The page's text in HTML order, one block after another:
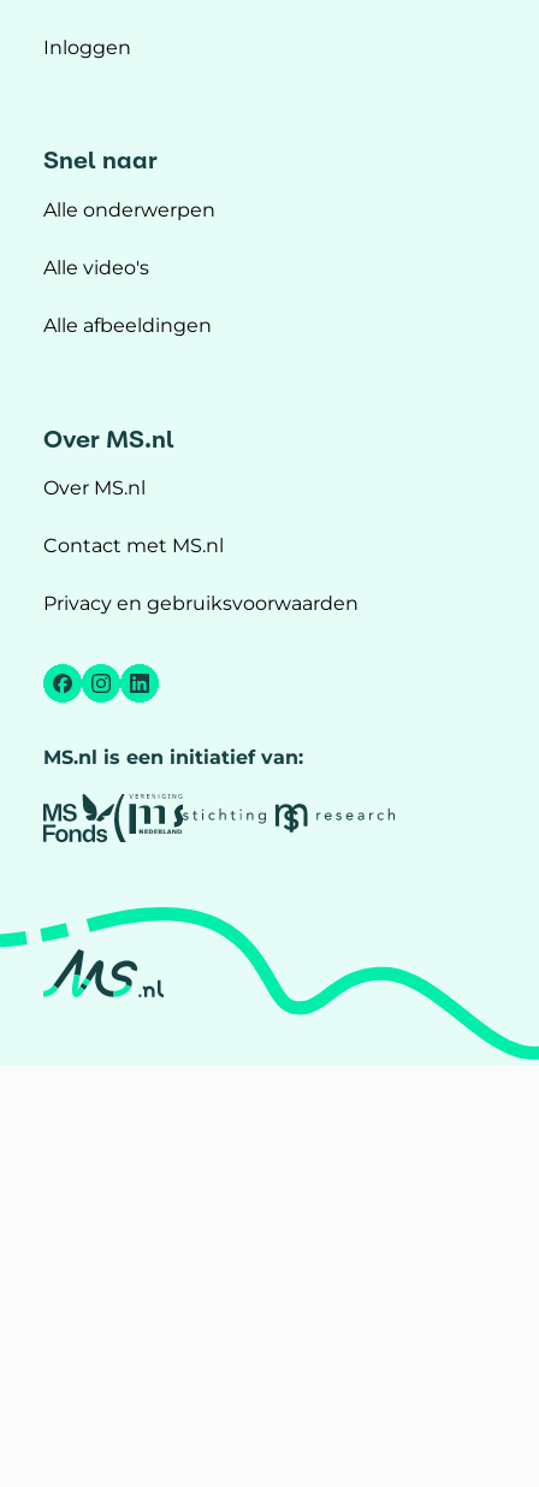
Inloggen
Snel naar
Alle onderwerpen
Alle video's
Alle afbeeldingen
Over MS.nl
Over MS.nl
Contact met MS.nl
Privacy en gebruiksvoorwaarden
Facebook
Instagram
LinkedIn
MS.nl is een initiatief van: